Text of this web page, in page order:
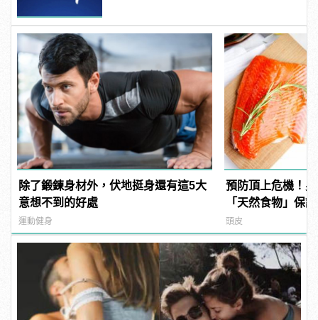
除了鍛鍊身材外，伏地挺身還有這5大
意想不到的好處
運動健身
預防頂上危機！
「天然食物」保
髮！
頭皮